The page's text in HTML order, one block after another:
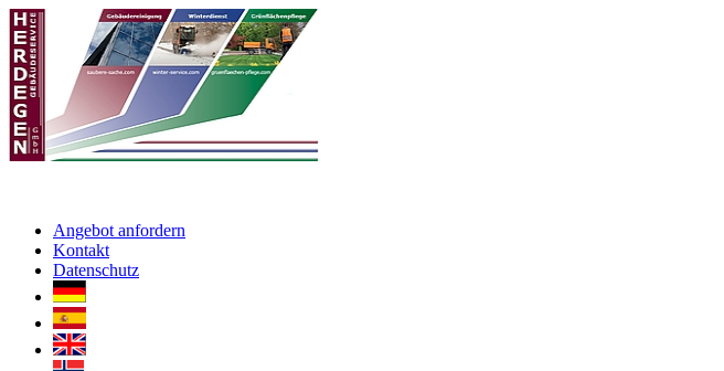
Angebot anfordern
Kontakt
Datenschutz